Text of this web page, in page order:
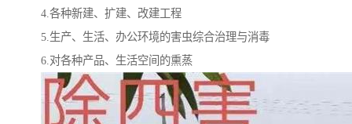
4.各种新建、扩建、改建工程
5.生产、生活、办公环境的害虫综合治理与消毒
6.对各种产品、生活空间的熏蒸